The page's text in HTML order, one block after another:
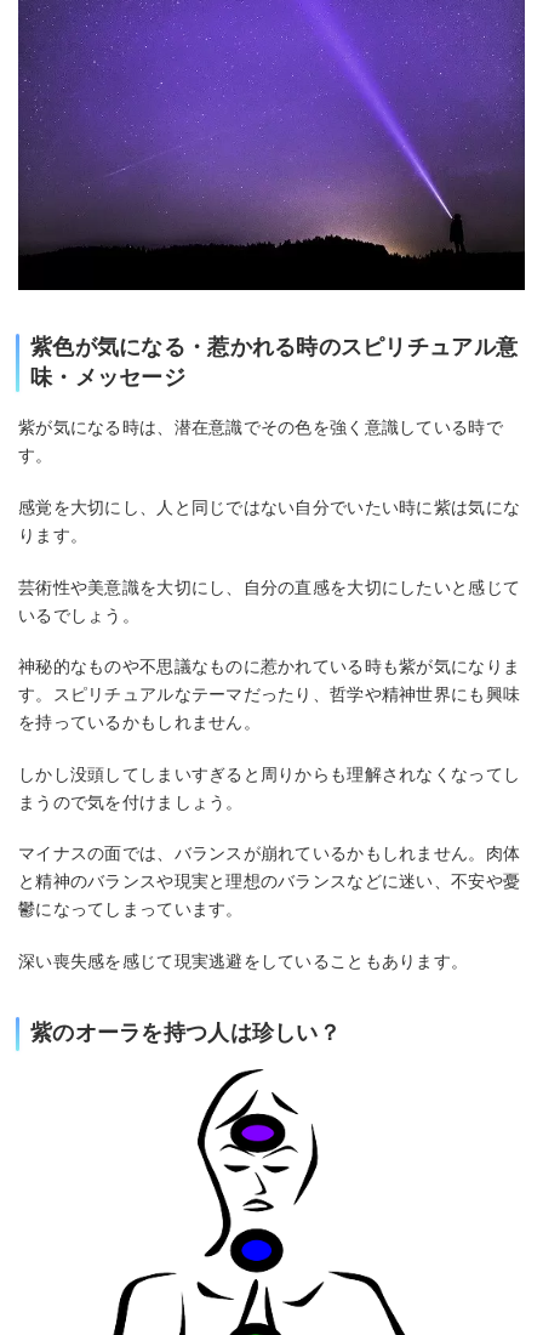
紫色が気になる・惹かれる時のスピリチュアル意
味・メッセージ
紫が気になる時は、潜在意識でその色を強く意識している時で
す。
感覚を大切にし、人と同じではない自分でいたい時に紫は気にな
ります。
芸術性や美意識を大切にし、自分の直感を大切にしたいと感じて
いるでしょう。
神秘的なものや不思議なものに惹かれている時も紫が気になりま
す。スピリチュアルなテーマだったり、哲学や精神世界にも興味
を持っているかもしれません。
しかし没頭してしまいすぎると周りからも理解されなくなってし
まうので気を付けましょう。
マイナスの面では、バランスが崩れているかもしれません。肉体
と精神のバランスや現実と理想のバランスなどに迷い、不安や憂
鬱になってしまっています。
深い喪失感を感じて現実逃避をしていることもあります。
紫のオーラを持つ人は珍しい？